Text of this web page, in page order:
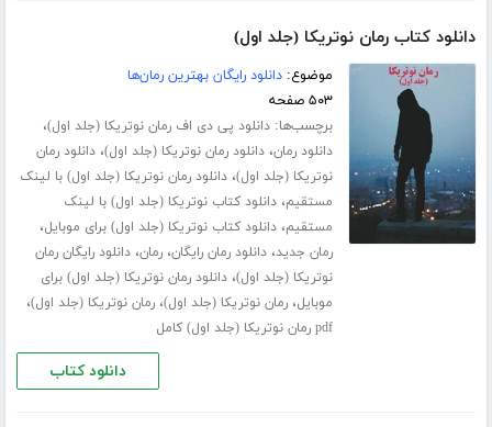
دانلود کتاب رمان نوتریکا (جلد اول)
موضوع:دانلود رایگان بهترین رمان‌ها
۵۰۳ صفحه
برچسب‌ها:دانلود پی دی اف رمان نوتریکا (جلد اول)،
دانلود رمان،دانلود رمان نوتریکا (جلد اول)،دانلود رمان
نوتریکا (جلد اول)،دانلود رمان نوتریکا (جلد اول) با لینک
مستقیم،دانلود کتاب نوتریکا (جلد اول) با لینک
مستقیم،دانلود کتاب نوتریکا (جلد اول) برای موبایل،
رمان جدید،دانلود رمان رایگان،رمان،دانلود رایگان رمان
نوتریکا (جلد اول)،دانلود رمان نوتریکا (جلد اول) برای
موبایل،رمان نوتریکا (جلد اول)،رمان نوتریکا (جلد اول)،
pdf رمان نوتریکا (جلد اول) کامل
دانلود کتاب